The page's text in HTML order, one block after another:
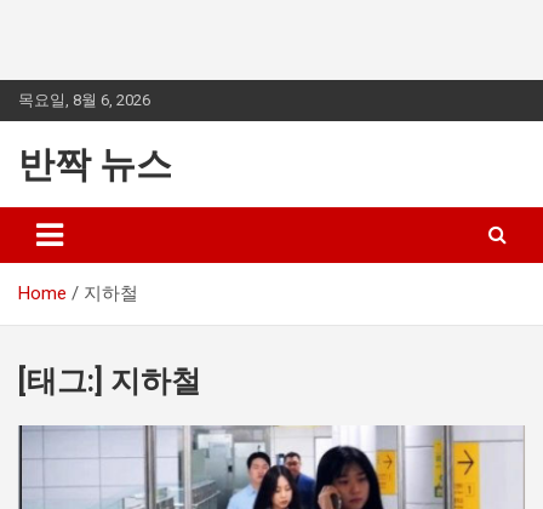
Skip
to
목요일, 8월 6, 2026
반짝 뉴스
Home 지하철
[태그:] 지하철